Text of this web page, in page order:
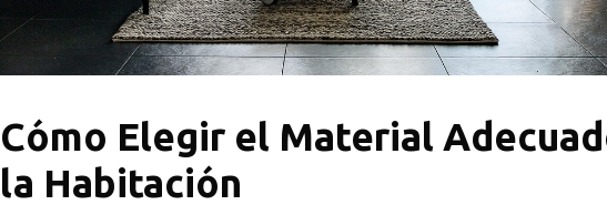
Cómo Elegir el Material
la Habitación